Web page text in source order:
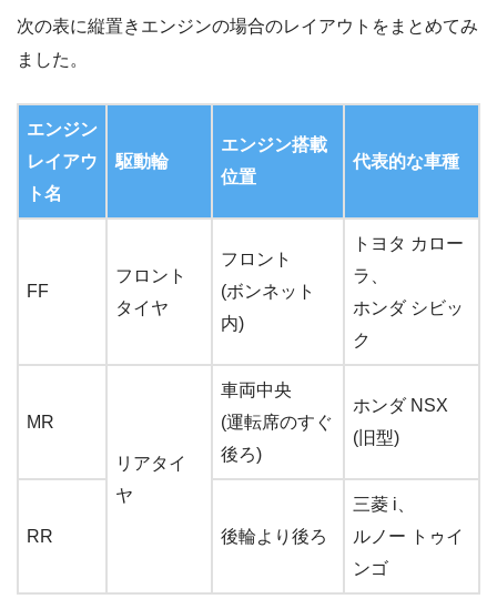
次の表に縦置きエンジンの場合のレイアウトをまとめてみ
ました。
エンジン
レイアウ
ト名
駆動輪
エンジン搭載
位置
代表的な車種
FF
フロント
タイヤ
フロント
(ボンネット
内)
トヨタ カロー
ラ、
ホンダ シビッ
ク
MR
リアタイ
ヤ
車両中央
(運転席のすぐ
後ろ)
ホンダ NSX
(旧型)
RR 後輪より後ろ
三菱 i、
ルノー トゥイ
ンゴ